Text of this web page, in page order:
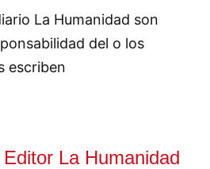
La Humanidad son
del o los
escriben
Editor La Humanidad